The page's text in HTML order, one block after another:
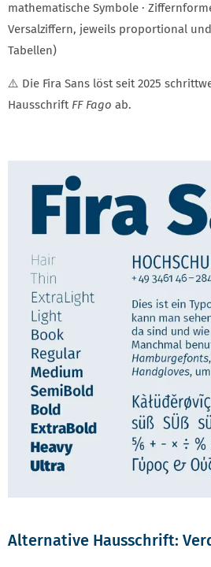
mathematische Symbole ·
Versalziffern, jeweils proportional
Tabellen)
⚠️ Die Fira Sans löst seit 2025
Hausschrift FF Fago ab.
TYPOGRAFIE
Alternative Hausschrift: